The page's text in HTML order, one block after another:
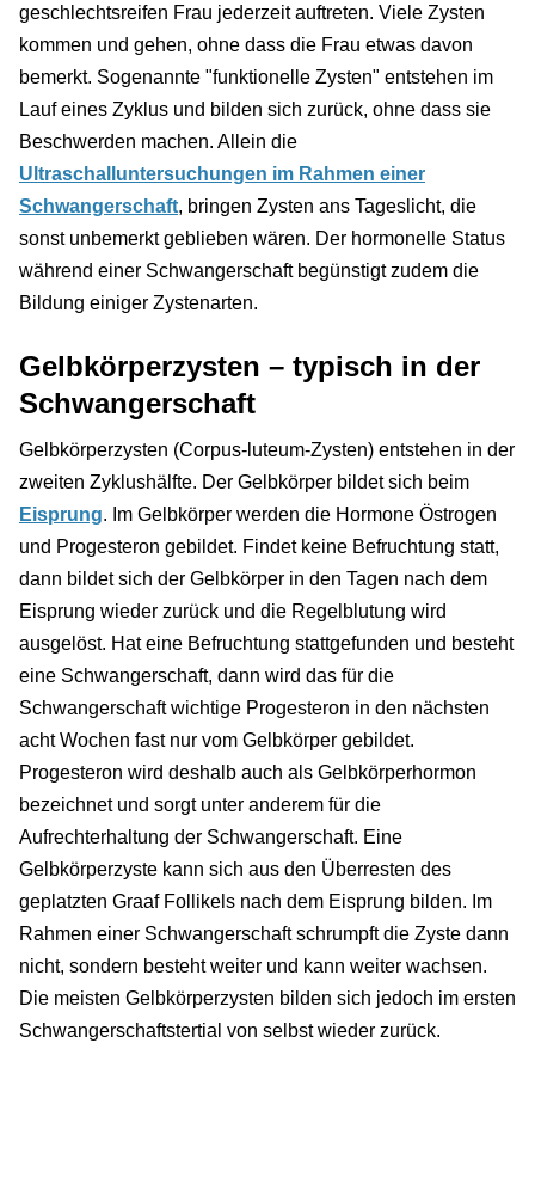
geschlechtsreifen Frau jederzeit auftreten. Viele Zysten
kommen und gehen, ohne dass die Frau etwas davon
bemerkt. Sogenannte "funktionelle Zysten" entstehen im
Lauf eines Zyklus und bilden sich zurück, ohne dass sie
Beschwerden machen. Allein die
Ultraschalluntersuchungen im Rahmen einer
Schwangerschaft, bringen Zysten ans Tageslicht, die
sonst unbemerkt geblieben wären. Der hormonelle Status
während einer Schwangerschaft begünstigt zudem die
Bildung einiger Zystenarten.
Gelbkörperzysten – typisch in der
Schwangerschaft
Gelbkörperzysten (Corpus-luteum-Zysten) entstehen in der
zweiten Zyklushälfte. Der Gelbkörper bildet sich beim
Eisprung. Im Gelbkörper werden die Hormone Östrogen
und Progesteron gebildet. Findet keine Befruchtung statt,
dann bildet sich der Gelbkörper in den Tagen nach dem
Eisprung wieder zurück und die Regelblutung wird
ausgelöst. Hat eine Befruchtung stattgefunden und besteht
eine Schwangerschaft, dann wird das für die
Schwangerschaft wichtige Progesteron in den nächsten
acht Wochen fast nur vom Gelbkörper gebildet.
Progesteron wird deshalb auch als Gelbkörperhormon
bezeichnet und sorgt unter anderem für die
Aufrechterhaltung der Schwangerschaft. Eine
Gelbkörperzyste kann sich aus den Überresten des
geplatzten Graaf Follikels nach dem Eisprung bilden. Im
Rahmen einer Schwangerschaft schrumpft die Zyste dann
nicht, sondern besteht weiter und kann weiter wachsen.
Die meisten Gelbkörperzysten bilden sich jedoch im ersten
Schwangerschaftstertial von selbst wieder zurück.